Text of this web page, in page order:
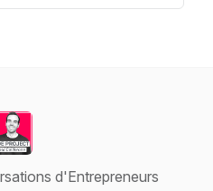
d'Entrepreneurs